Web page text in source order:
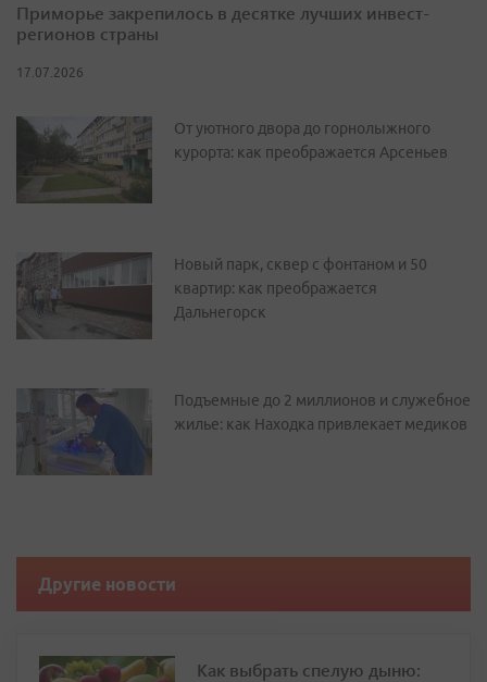
Приморье закрепилось в десятке лучших инвест-
регионов страны
17.07.2026
От уютного двора до горнолыжного
курорта: как преображается Арсеньев
Новый парк, сквер с фонтаном и 50
квартир: как преображается
Дальнегорск
Подъемные до 2 миллионов и служебное
жилье: как Находка привлекает медиков
Другие новости
Как выбрать спелую дыню: